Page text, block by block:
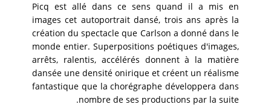
Picq est allé dans ce sens quand il a mis en
images cet autoportrait dansé, trois ans après la
création du spectacle que Carlson a donné dans le
monde entier. Superpositions poétiques d'images,
arrêts, ralentis, accélérés donnent à la matière
dansée une densité onirique et créent un réalisme
fantastique que la chorégraphe développera dans
nombre de ses productions par la suite.